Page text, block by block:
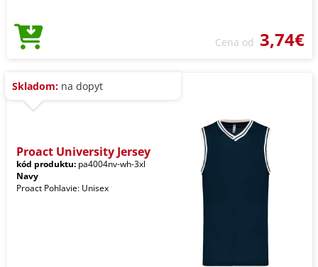
Cena od 3,74€
Skladom: na dopyt
Proact University Jersey
kód produktu: pa4004nv-wh-3xl
Navy
Proact Pohlavie: Unisex